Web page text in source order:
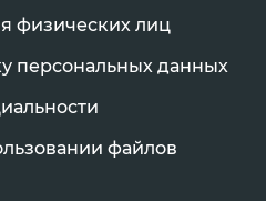
физических лиц
персональных данных
файлов